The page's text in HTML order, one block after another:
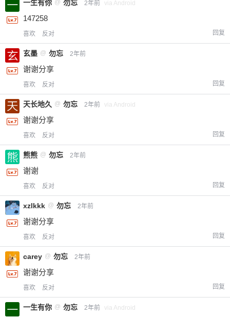
一生有你 @ 勿忘 2年前 via Android
147258
喜欢 反对 回复
玄墨 @ 勿忘 2年前
谢谢分享
喜欢 反对 回复
天长地久 @ 勿忘 2年前 via Android
谢谢分享
喜欢 反对 回复
熊熊 @ 勿忘 2年前
谢谢
喜欢 反对 回复
xzlkkk @ 勿忘 2年前
谢谢分享
喜欢 反对 回复
carey @ 勿忘 2年前
谢谢分享
喜欢 反对 回复
一生有你 @ 勿忘 2年前 via Android